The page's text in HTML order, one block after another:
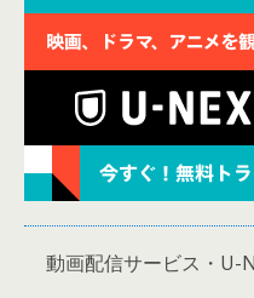
動画配信サービス・U-